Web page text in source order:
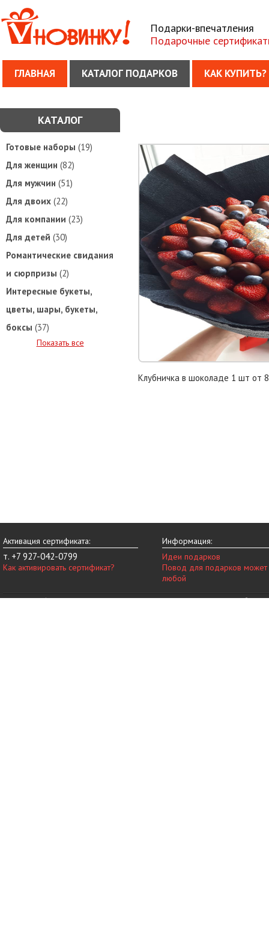
Подарки-впечатления
Подарочные
ГЛАВНАЯ КАТАЛОГ ПОДАРКОВ КАК КУПИТЬ?
Клубничка в шоколаде 1 шт от
КАТАЛОГ
Готовые наборы (19)
Для женщин (82)
Для мужчин (51)
Для двоих (22)
Для компании (23)
Для детей (30)
Романтические свидания
и сюрпризы (2)
Интересные букеты,
цветы, шары, букеты,
боксы (37)
Показать все
Активация сертификата:
т. +7 927-042-0799
Как активировать сертификат?
Информация:
Идеи подарков
Повод для подарков может
любой
© 2014-2026 vip-vnovinky.ru – магазин подарочных сертификатов в